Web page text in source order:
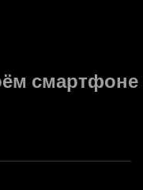
смартфоне